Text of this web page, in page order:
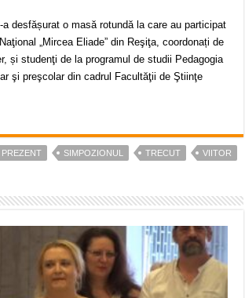
desfășurat o masă rotundă la care au participat
„Mircea Eliade” din Reşiţa, coordonați de
și studenţi de la programul de studii Pedagogia
şi preşcolar din cadrul Facultăţii de Ştiinţe
PREZENT SIMPOZIONUL TRECUT VIITOR